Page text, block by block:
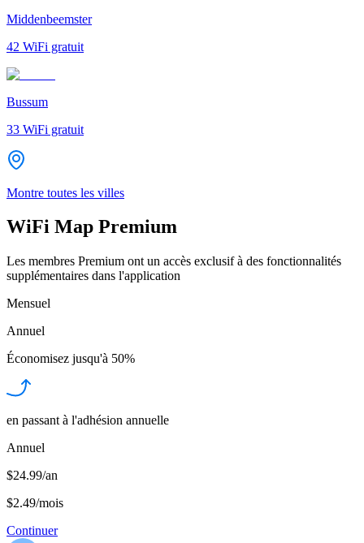
Middenbeemster
42 WiFi gratuit
Bussum
33 WiFi gratuit
Montre toutes les villes
WiFi Map Premium
Les membres Premium ont un accès exclusif à des fonctionnalités
supplémentaires dans l'application
Mensuel
Annuel
Économisez jusqu'à 50%
en passant à l'adhésion annuelle
Annuel
$24.99/an
$2.49/mois
Continuer